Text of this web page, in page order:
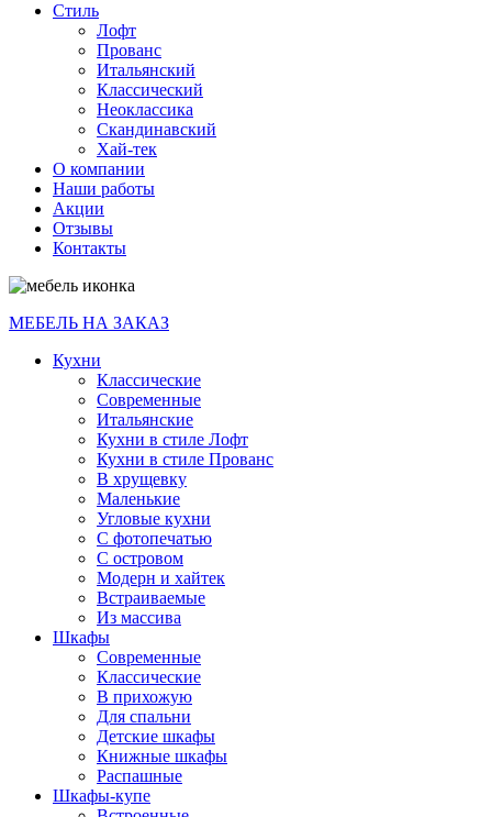
Стиль
Лофт
Прованс
Итальянский
Классический
Неоклассика
Скандинавский
Хай-тек
О компании
Наши работы
Акции
Отзывы
Контакты
МЕБЕЛЬ НА ЗАКАЗ
Кухни
Классические
Современные
Итальянские
Кухни в стиле Лофт
Кухни в стиле Прованс
В хрущевку
Маленькие
Угловые кухни
С фотопечатью
С островом
Модерн и хайтек
Встраиваемые
Из массива
Шкафы
Современные
Классические
В прихожую
Для спальни
Детские шкафы
Книжные шкафы
Распашные
Шкафы-купе